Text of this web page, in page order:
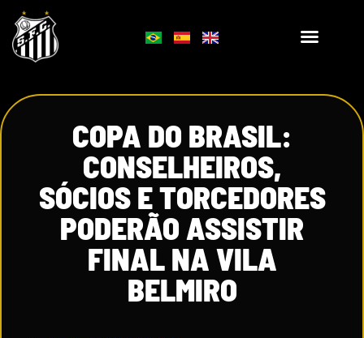
COPA DO BRASIL:
CONSELHEIROS,
SÓCIOS E TORCEDORES
PODERÃO ASSISTIR
FINAL NA VILA
BELMIRO